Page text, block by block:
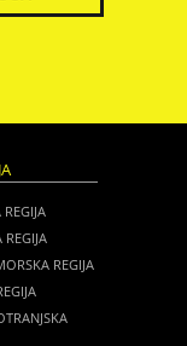
REGIJA
REGIJA